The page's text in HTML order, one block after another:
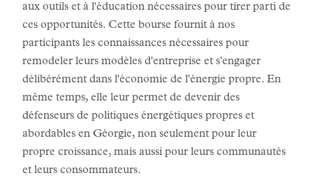
aux outils et à l'éducation nécessaires pour tirer parti de
ces opportunités. Cette bourse fournit à nos
participants les connaissances nécessaires pour
remodeler leurs modèles d'entreprise et s'engager
délibérément dans l'économie de l'énergie propre. En
même temps, elle leur permet de devenir des
défenseurs de politiques énergétiques propres et
abordables en Géorgie, non seulement pour leur
propre croissance, mais aussi pour leurs communautés
et leurs consommateurs.